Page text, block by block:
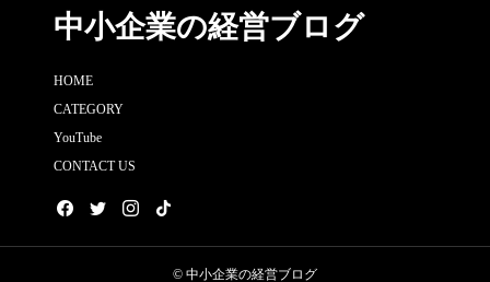
中小企業の経営ブログ
HOME
CATEGORY
YouTube
CONTACT US
© 中小企業の経営ブログ